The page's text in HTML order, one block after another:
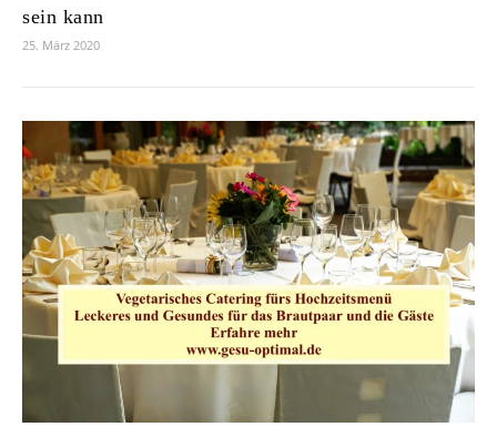
sein kann
25. März 2020